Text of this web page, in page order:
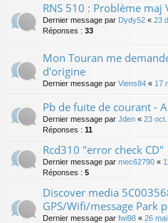
RNS 510 : Problème maj
Dernier message par Dydy52 « 23
Réponses : 33
Mon Touran me
d'origine
Dernier message par Viens84 « 17
Pb de fuite de courant -
Dernier message par Jden « 23
Réponses : 11
Rcd310 "error check CD"
Dernier message par mec62790 «
Réponses : 5
Discover media
GPS/Wifi/message Park
Dernier message par fwi98 « 26